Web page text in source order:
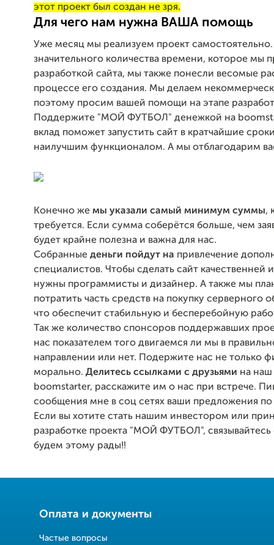
этот проект был создан не зря.
Для чего нам нужна ВАША помощь
Уже месяц мы реализуем проект
значительного количества времени, которое мы
разработкой сайта, мы также понесли весомые
процессе его создания. Мы делаем
поэтому просим вашей помощи на этапе
Поддержите "МОЙ ФУТБОЛ" денежкой на
вклад поможет запустить сайт в кратчайшие
наилучшим функционалом. А мы отблагодарим
Конечно же мы указали самый минимум суммы,
требуется. Если сумма соберётся больше, чем
будет крайне полезна и важна для нас.
Собранные деньги пойдут на привлечение
специалистов. Чтобы сделать сайт качественней
нужны программисты и дизайнер. А также мы
потратить часть средств на покупку серверного
что обеспечит стабильную и бесперебойную
Так же количество спонсоров поддержавших
нас показателем того двигаемся ли мы в
направлении или нет. Подержите нас не только
морально. Делитесь ссылками с друзьями на наш
boomstarter, расскажите им о нас при встрече.
сообщения мне в соц сетях ваши предложения по
Если вы хотите стать нашим инвестором или
разработке проекта "МОЙ ФУТБОЛ",
будем этому рады!!
Оплата и документы
Частые вопросы